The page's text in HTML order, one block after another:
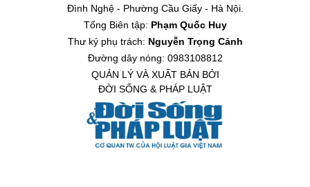
Đình Nghệ - Phường Cầu Giấy - Hà Nội.
Tổng Biên tập: Phạm Quốc Huy
Thư ký phụ trách: Nguyễn Trọng Cảnh
Đường dây nóng: 0983108812
QUẢN LÝ VÀ XUẤT BẢN BỞI
ĐỜI SỐNG & PHÁP LUẬT